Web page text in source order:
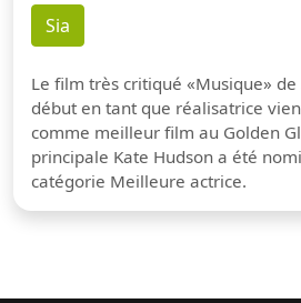
Sia
Le film très critiqué «Musique»
début en tant que réalisatrice
comme meilleur film au Golden
principale Kate Hudson a été
catégorie Meilleure actrice.